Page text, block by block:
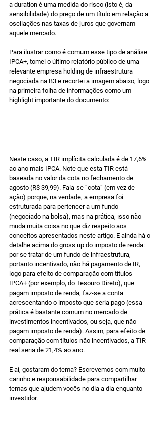
a duration é uma medida do risco (isto é, da
sensibilidade) do preço de um título em relação a
oscilações nas taxas de juros que governam
aquele mercado.
Para ilustrar como é comum esse tipo de análise
IPCA+, tomei o último relatório público de uma
relevante empresa holding de infraestrutura
negociada na B3 e recortei a imagem abaixo, logo
na primeira folha de informações como um
highlight importante do documento:
Neste caso, a TIR implícita calculada é de 17,6%
ao ano mais IPCA. Note que esta TIR está
baseada no valor da cota no fechamento de
agosto (R$ 39,99). Fala-se “cota” (em vez de
ação) porque, na verdade, a empresa foi
estruturada para pertencer a um fundo
(negociado na bolsa), mas na prática, isso não
muda muita coisa no que diz respeito aos
conceitos apresentados neste artigo. E ainda há o
detalhe acima do gross up do imposto de renda:
por se tratar de um fundo de infraestrutura,
portanto incentivado, não há pagamento de IR,
logo para efeito de comparação com títulos
IPCA+ (por exemplo, do Tesouro Direto), que
pagam imposto de renda, faz-se a conta
acrescentando o imposto que seria pago (essa
prática é bastante comum no mercado de
investimentos incentivados, ou seja, que não
pagam imposto de renda). Assim, para efeito de
comparação com títulos não incentivados, a TIR
real seria de 21,4% ao ano.
E aí, gostaram do tema? Escrevemos com muito
carinho e responsabilidade para compartilhar
temas que ajudem vocês no dia a dia enquanto
investidor.